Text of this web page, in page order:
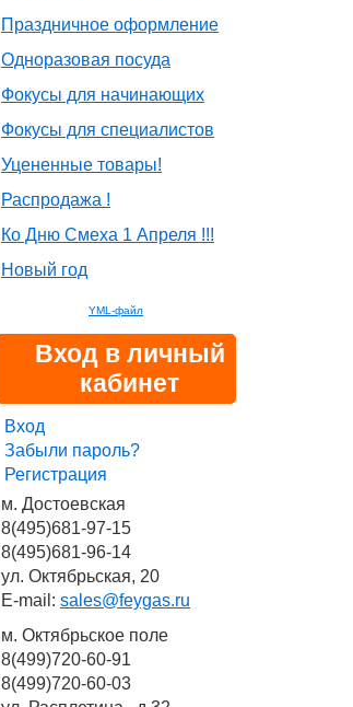
Праздничное оформление
Одноразовая посуда
Фокусы для начинающих
Фокусы для специалистов
Уцененные товары!
Распродажа !
Ко Дню Смеха 1 Апреля !!!
Новый год
YML-файл
Вход в личный
кабинет
Вход
Забыли пароль?
Регистрация
м. Достоевская
8(495)681-97-15
8(495)681-96-14
ул. Октябрьская, 20
E-mail: sales@feygas.ru
м. Октябрьское поле
8(499)720-60-91
8(499)720-60-03